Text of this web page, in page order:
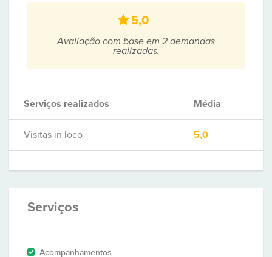
5,0
Avaliação com base em 2 demandas
realizadas.
Serviços realizados Média
Visitas in loco 5,0
Serviços
Acompanhamentos